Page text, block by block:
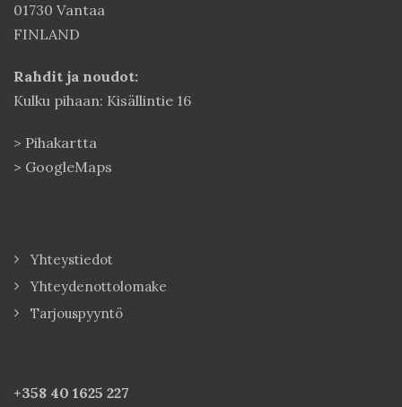
01730 Vantaa
FINLAND
Rahdit ja noudot:
Kulku pihaan: Kisällintie 16
> Pihakartta
> GoogleMaps
Yhteystiedot
Yhteydenottolomake
Tarjouspyyntö
+358 40 1625 227